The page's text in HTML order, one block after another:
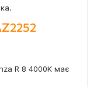
R 8 4000K має